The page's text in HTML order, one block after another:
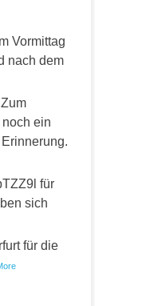
Vormittag
nach dem
ein
für
sich
für die